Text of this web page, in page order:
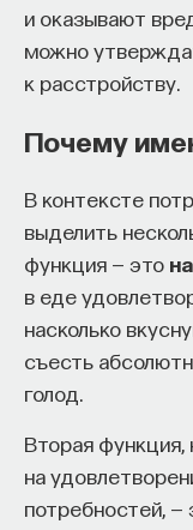
и оказывают
можно
к расстройству.
Почему
В контексте
выделить
функция — это
в еде
насколько
съесть
голод.
Вторая функция,
на
потребностей, —